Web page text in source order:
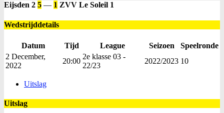
Eijsden 2 5 — 1 ZVV Le Soleil 1
Wedstrijddetails
Datum Tijd League Seizoen
Speelronde
2 December,
2022
20:00
2e klasse 03 -
22/23
2022/2023 10
Uitslag
Uitslag